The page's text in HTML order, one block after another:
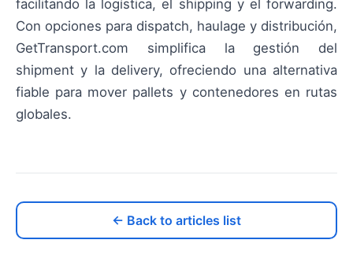
facilitando la logística, el shipping y el forwarding.
Con opciones para dispatch, haulage y distribución,
GetTransport.com simplifica la gestión del
shipment y la delivery, ofreciendo una alternativa
fiable para mover pallets y contenedores en rutas
globales.
← Back to articles list